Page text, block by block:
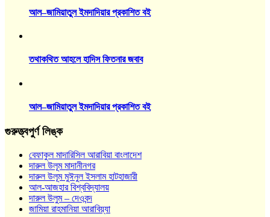
আল–জামিয়াতুল ইমদাদিয়ার প্রকাশিত বই
তথাকথিত আহলে হাদিস ফিতনার জবাব
আল–জামিয়াতুল ইমদাদিয়ার প্রকাশিত বই
গুরুত্ত্বপুর্ণ লিঙ্ক
বেফাকুল মাদারিসিল আরাবিয়া বাংলাদেশ
দারুল উলূম মাদানীনগর
দারুল উলূম মুঈনুল ইসলাম হাটহাজারী
আল-আজহার বিশ্ববিদ্যালয়
দারুল উলুম – দেওবন্দ
জামিয়া রাহমানিয়া আরাবিয়্যা